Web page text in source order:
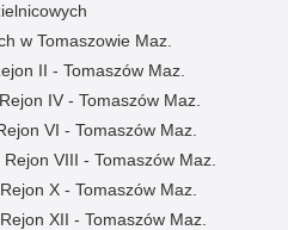
w Tomaszowie Maz.
II - Tomaszów Maz.
Rejon IV - Tomaszów Maz.
VI - Tomaszów Maz.
Rejon VIII - Tomaszów Maz.
Rejon X - Tomaszów Maz.
Rejon XII - Tomaszów Maz.